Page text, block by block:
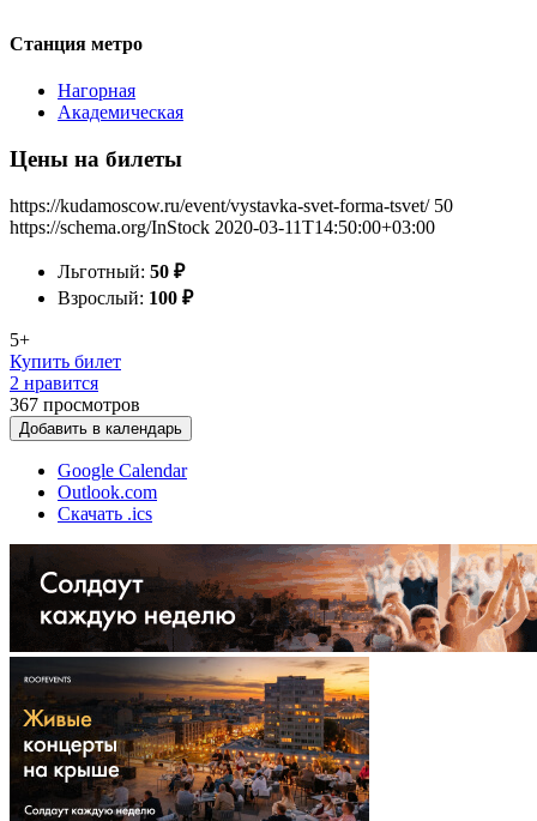
Станция метро
Нагорная
Академическая
Цены на билеты
https://kudamoscow.ru/event/vystavka-svet-forma-tsvet/ 50
https://schema.org/InStock 2020-03-11T14:50:00+03:00
Льготный: 50 ₽
Взрослый: 100 ₽
5+
Купить билет
2 нравится
367 просмотров
Добавить в календарь
Google Calendar
Outlook.com
Скачать .ics